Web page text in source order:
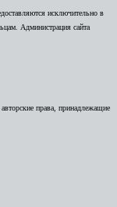
исключительно в
Администрация сайта
права, принадлежащие